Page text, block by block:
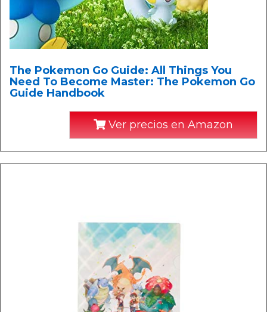
The Pokemon Go Guide: All Things You
Need To Become Master: The Pokemon Go
Guide Handbook
Ver precios en Amazon